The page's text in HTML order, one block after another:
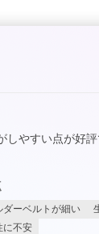
やすい点が好
ダーベルトが細い
に不安